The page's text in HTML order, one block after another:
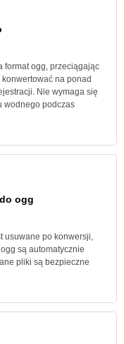
format ogg, przeciągając
na ponad
Nie wymaga się
wodnego podczas
ogg
usuwane po konwersji,
są automatycznie
pliki są bezpieczne